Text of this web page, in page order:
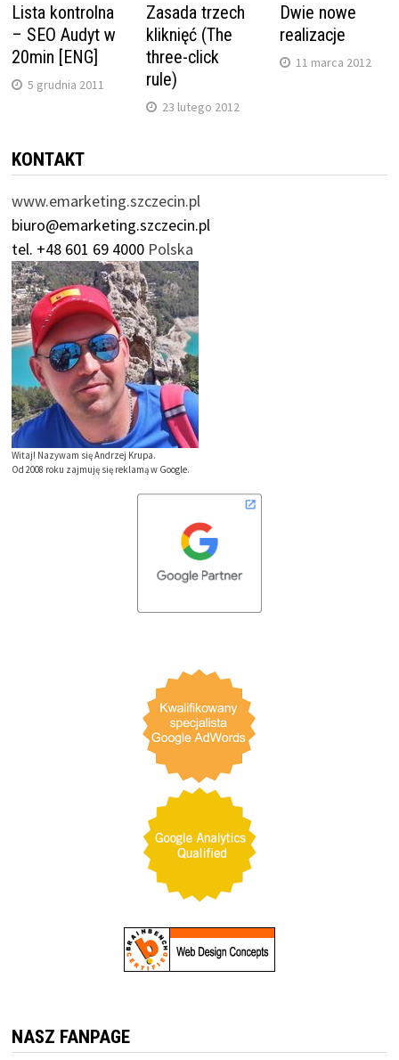
Lista kontrolna
– SEO Audyt w
20min [ENG]
5 grudnia 2011
Zasada trzech
kliknięć (The
three-click
rule)
23 lutego 2012
Dwie nowe
realizacje
11 marca 2012
KONTAKT
www.emarketing.szczecin.pl
biuro@emarketing.szczecin.pl
tel. +48 601 69 4000Polska
Witaj! Nazywam się Andrzej Krupa.
Od 2008 roku zajmuję się reklamą w Google.
NASZ FANPAGE